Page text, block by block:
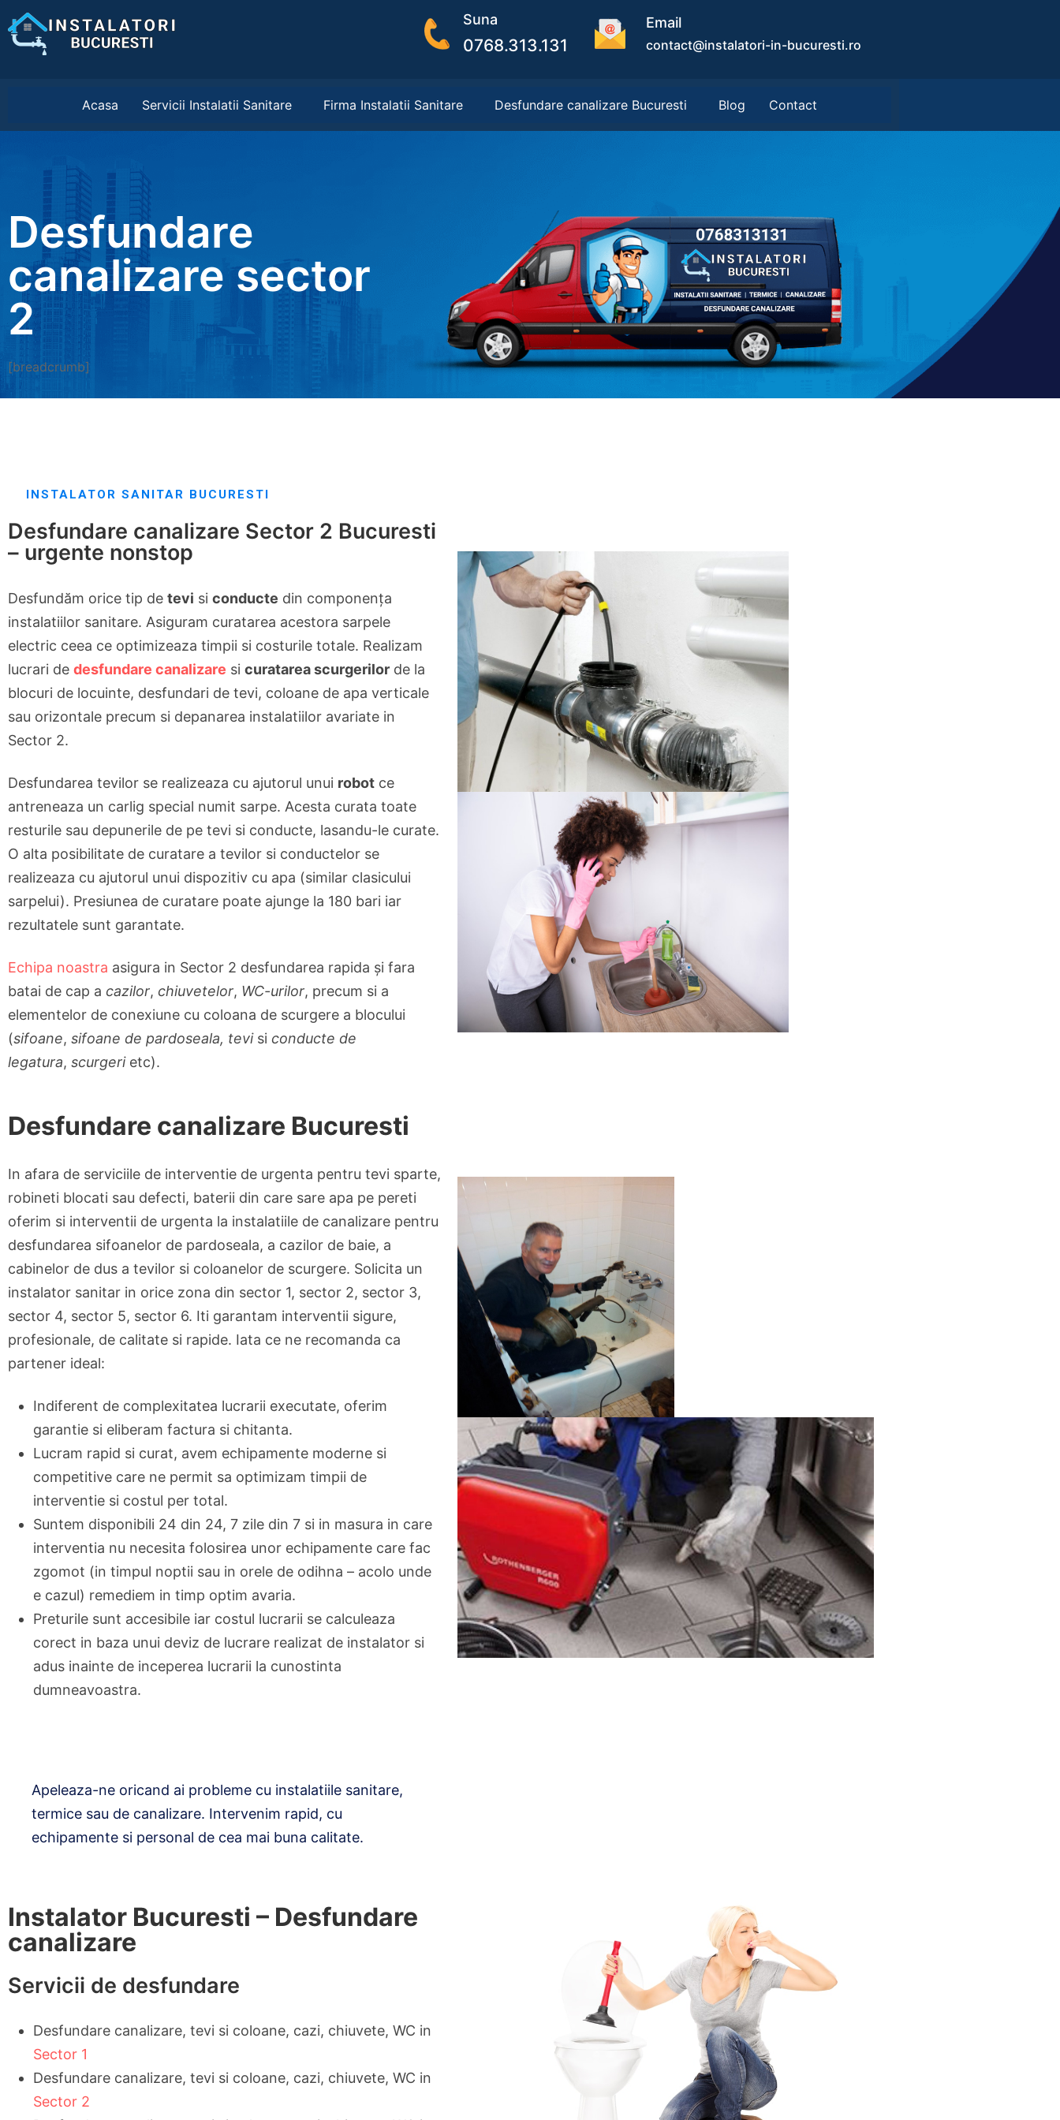
Suna
0768.313.131
Email
contact@instalatori-in-bucuresti.ro
Acasa Servicii Instalatii Sanitare Firma Instalatii Sanitare Desfundare canalizare Bucuresti Blog Contact
Desfundare
canalizare sector
2
[breadcrumb]
INSTALATOR SANITAR BUCURESTI
Desfundare canalizare Sector 2 Bucuresti
– urgente nonstop
Desfundăm orice tip de tevi si conducte din componenţa
instalatiilor sanitare. Asiguram curatarea acestora sarpele
electric ceea ce optimizeaza timpii si costurile totale. Realizam
lucrari de desfundare canalizare si curatarea scurgerilor de la
blocuri de locuinte, desfundari de tevi, coloane de apa verticale
sau orizontale precum si depanarea instalatiilor avariate in
Sector 2.
Desfundarea tevilor se realizeaza cu ajutorul unui robot ce
antreneaza un carlig special numit sarpe. Acesta curata toate
resturile sau depunerile de pe tevi si conducte, lasandu-le curate.
O alta posibilitate de curatare a tevilor si conductelor se
realizeaza cu ajutorul unui dispozitiv cu apa (similar clasicului
sarpelui). Presiunea de curatare poate ajunge la 180 bari iar
rezultatele sunt garantate.
Echipa noastra asigura in Sector 2 desfundarea rapida şi fara
batai de cap a cazilor, chiuvetelor, WC-urilor, precum si a
elementelor de conexiune cu coloana de scurgere a blocului
(sifoane, sifoane de pardoseala, tevisi conducte de
legatura, scurgerietc).
Desfundare canalizare Bucuresti
In afara de serviciile de interventie de urgenta pentru tevi sparte,
robineti blocati sau defecti, baterii din care sare apa pe pereti
oferim si interventii de urgenta la instalatiile de canalizare pentru
desfundarea sifoanelor de pardoseala, a cazilor de baie, a
cabinelor de dus a tevilor si coloanelor de scurgere. Solicita un
instalator sanitar in orice zona din sector 1, sector 2, sector 3,
sector 4, sector 5, sector 6. Iti garantam interventii sigure,
profesionale, de calitate si rapide. Iata ce ne recomanda ca
partener ideal:
Indiferent de complexitatea lucrarii executate, oferim
garantie si eliberam factura si chitanta.
Lucram rapid si curat, avem echipamente moderne si
competitive care ne permit sa optimizam timpii de
interventie si costul per total.
Suntem disponibili 24 din 24, 7 zile din 7 si in masura in care
interventia nu necesita folosirea unor echipamente care fac
zgomot (in timpul noptii sau in orele de odihna – acolo unde
e cazul) remediem in timp optim avaria.
Preturile sunt accesibile iar costul lucrarii se calculeaza
corect in baza unui deviz de lucrare realizat de instalator si
adus inainte de inceperea lucrarii la cunostinta
dumneavoastra.
Apeleaza-ne oricand ai probleme cu instalatiile sanitare,
termice sau de canalizare. Intervenim rapid, cu
echipamente si personal de cea mai buna calitate.
Instalator Bucuresti – Desfundare
canalizare
Servicii de desfundare
Desfundare canalizare, tevi si coloane, cazi, chiuvete, WC in
Sector 1
Desfundare canalizare, tevi si coloane, cazi, chiuvete, WC in
Sector 2